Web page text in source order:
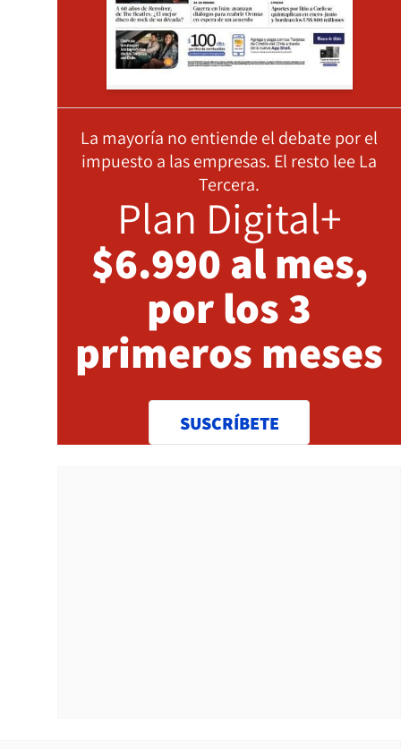
La mayoría no entiende el debate por el
impuesto a las empresas. El resto lee La
Tercera.
Plan Digital+
$6.990 al mes,
por los 3
primeros meses
SUSCRÍBETE